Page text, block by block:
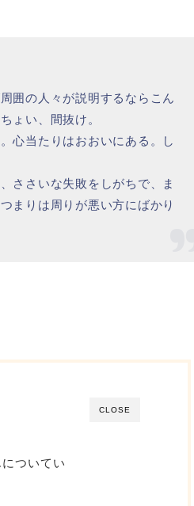
囲の人々が説明するならこん
ょい、間抜け。
心当たりはおおいにある。し
ささいな失敗をしがちで、ま
まりは周りが悪い方にばかり
CLOSE
ついてい